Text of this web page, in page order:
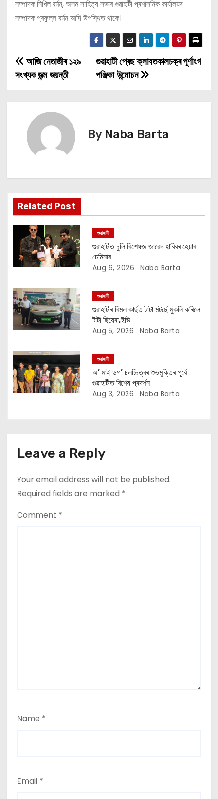
সম্পাদক নিখিল বৰ্মন, অসম সাহিত্য সভাৰ গুৱাহাটী প্ৰশাসনিক কাৰ্যালয়ৰ
সম্পাদক প্ৰফুল্ল বৰ্মন আদি উপস্থিত থাকে।
P
s
i
g
a
t
i
o
n
গুৱাহাটী প্ৰেছ ক্লাবতকালচক্ৰ পূৰ্ণাংগ
পঞ্জিকা উন্মোচন
আজি নেতাজীৰ ১২৯
সংখ্যক জন্ম জয়ন্তী
By Naba Barta
Related Post
গুৱাহাটী
গুৱাহাটীত চুলি বিশেষজ্ঞ জাৱেদ হাবিবৰ হেয়াৰ
চেমিনাৰ
Aug 6, 2026 Naba Barta
গুৱাহাটী
গুৱাহাটীৰ বিমল কাৰ্ছত টাটা মটৰ্ছে মুকলি কৰিলে
টাটা ছিয়েৰা.ইভি
Aug 5, 2026 Naba Barta
গুৱাহাটী
অ’ মাই ডগ’ চলচ্চিত্ৰৰ শুভমুক্তিৰ পূৰ্বে
গুৱাহাটীত বিশেষ প্ৰদৰ্শন
Aug 3, 2026 Naba Barta
Leave a Reply
Your email address will not be published.
Required fields are marked *
Comment *
Name *
Email *